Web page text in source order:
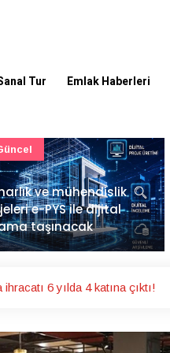
Tur Emlak Haberleri
Suite Türkiye'de
Ev Sistemleri
6 yılda 4 katına çıktı!